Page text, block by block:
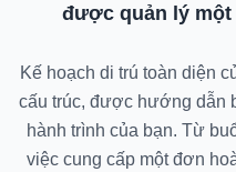
được quản lý một
Kế hoạch di trú toàn diện
cấu trúc, được hướng dẫn
hành trình của bạn. Từ
việc cung cấp một đơn